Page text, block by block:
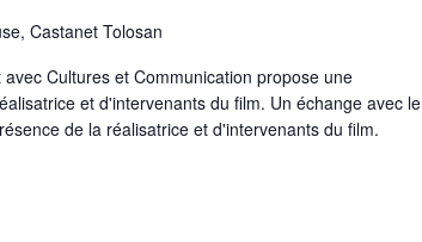
Castanet Tolosan
Cultures et Communication propose une
et d'intervenants du film. Un échange avec le
de la réalisatrice et d'intervenants du film.